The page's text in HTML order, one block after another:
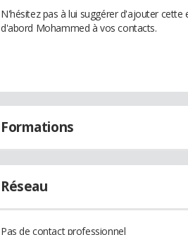
N'hésitez pas à lui suggérer d'ajouter
d'abord Mohammed à vos contacts.
Formations
Réseau
Pas de contact professionnel